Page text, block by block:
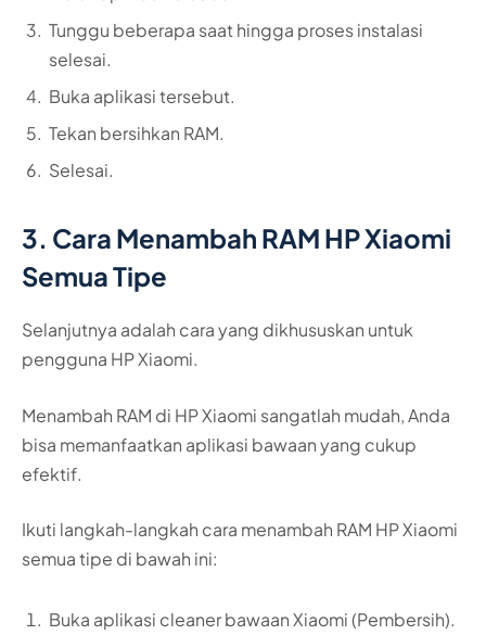
Tunggu beberapa saat hingga proses instalasi
selesai.
Buka aplikasi tersebut.
Tekan bersihkan RAM.
Selesai.
3. Cara Menambah RAM HP Xiaomi
Semua Tipe
Selanjutnya adalah cara yang dikhususkan untuk
pengguna HP Xiaomi.
Menambah RAM di HP Xiaomi sangatlah mudah, Anda
bisa memanfaatkan aplikasi bawaan yang cukup
efektif.
Ikuti langkah-langkah cara menambah RAM HP Xiaomi
semua tipe di bawah ini:
Buka aplikasi cleaner bawaan Xiaomi (Pembersih).